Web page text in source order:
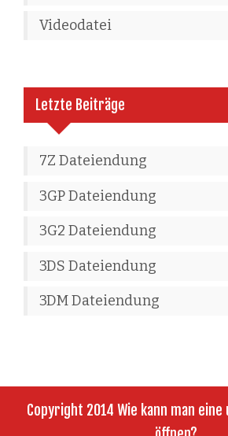
Videodatei
Letzte Beiträge
7Z Dateiendung
3GP Dateiendung
3G2 Dateiendung
3DS Dateiendung
3DM Dateiendung
Copyright 2014 Wie kann man